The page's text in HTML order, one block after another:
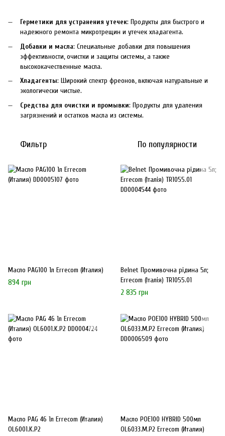
Герметики для устранения утечек: Продукты для быстрого и
надежного ремонта микротрещин и утечек хладагента.
Добавки и масла: Специальные добавки для повышения
эффективности, очистки и защиты системы, а также
высококачественные масла.
Хладагенты: Широкий спектр фреонов, включая натуральные и
экологически чистые.
Средства для очистки и промывки: Продукты для удаления
загрязнений и остатков масла из системы.
Фильтр По популярности
Масло PAG100 1л Errecom (Италия)
894 грн
Belnet Промивочна рідина 5л;
Errecom (Італія) TR1055.01
2 835 грн
Масло PAG 46 1л Errecom (Италия)
OL6001.K.P2
Масло POE100 HYBRID 500мл
OL6033.M.P2 Errecom (Италия)